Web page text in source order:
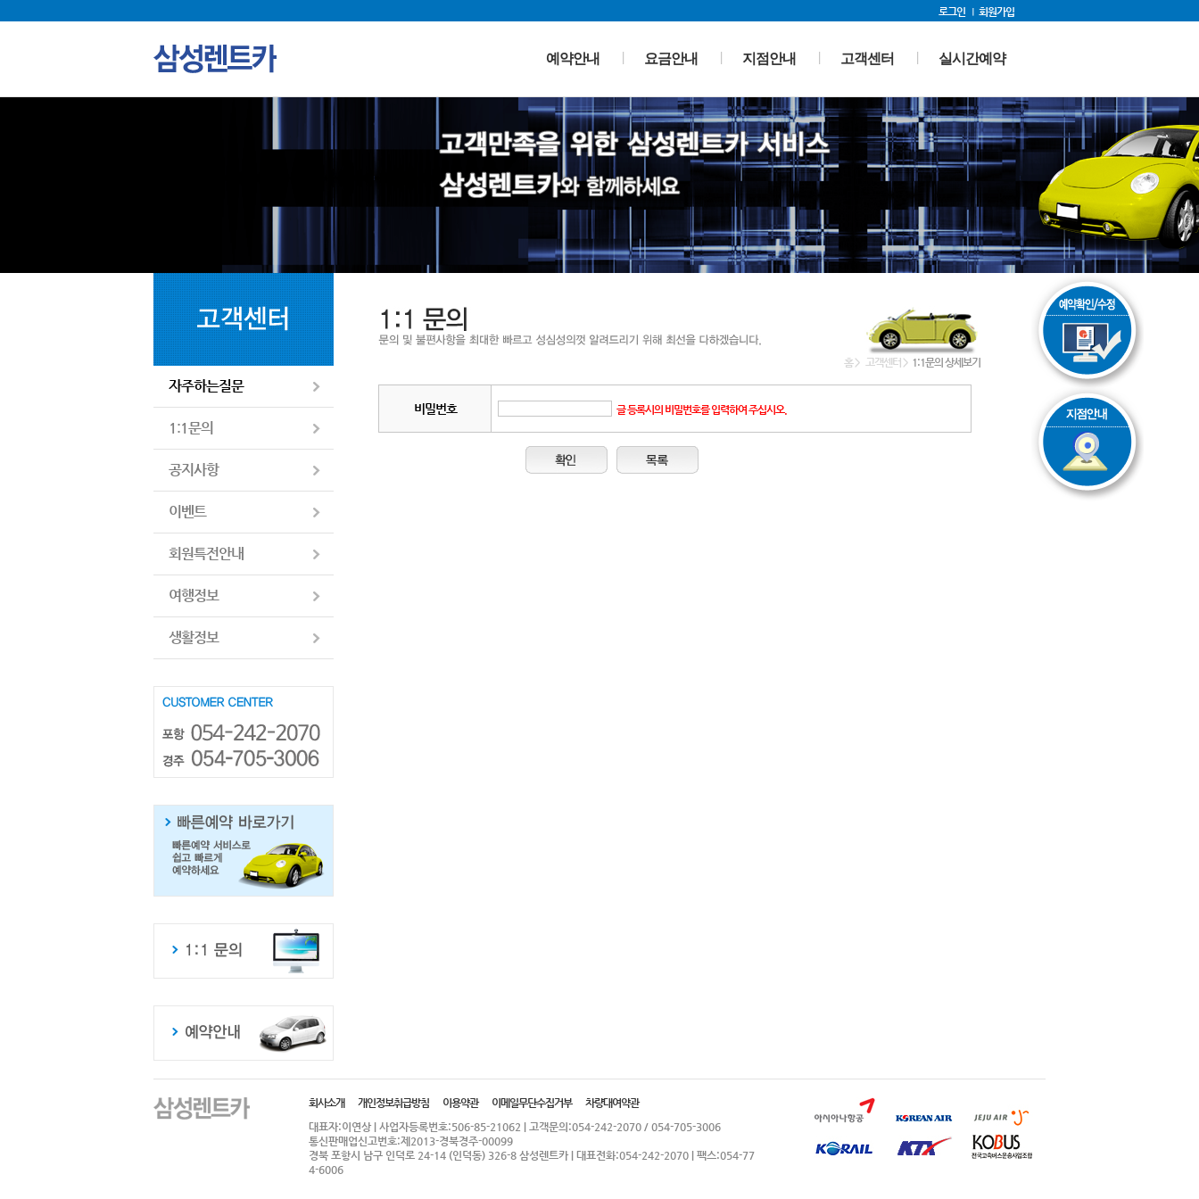
로그인 회원가입
예약안내 요금안내 지점안내 고객센터 실시간예약
자주하는질문
1:1문의
공지사항
이벤트
회원특전안내
여행정보
생활정보
홈> 고객센터 > 1:1문의 상세보기
비밀번호 글 등록시의 비밀번호를 입력하여 주십시오.
회사소개 개인정보취급방침 이용약관 이메일무단수집거부
차량대여약관
대표자:이연상 | 사업자등록번호:506-85-21062 | 고객문의:054-242-2070 / 054-705-3006
통신판매업신고번호:제2013-경북경주-00099
경북 포항시 남구 인덕로 24-14 (인덕동) 326-8 삼성렌트카 | 대표전화:054-242-2070 | 팩스:054-77
4-6006